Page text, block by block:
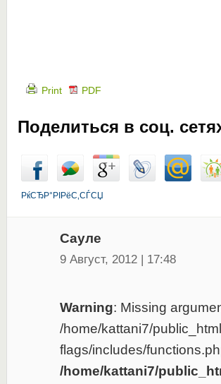
Print PDF
Поделиться в соц.
РќСЂР°РІРёС‚СЃСЏ
Сауле
9 Август, 2012 | 17:48
Warning: Missing
/home/kattani7/
flags/includes/
/home/kattani7/